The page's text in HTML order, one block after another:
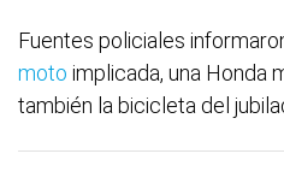
Fuentes policiales
moto implicada, una Honda
también la bicicleta del